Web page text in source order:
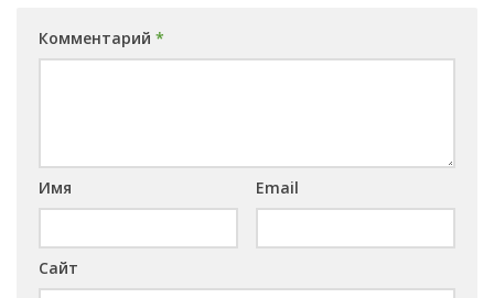
Комментарий *
Имя Email
Сайт